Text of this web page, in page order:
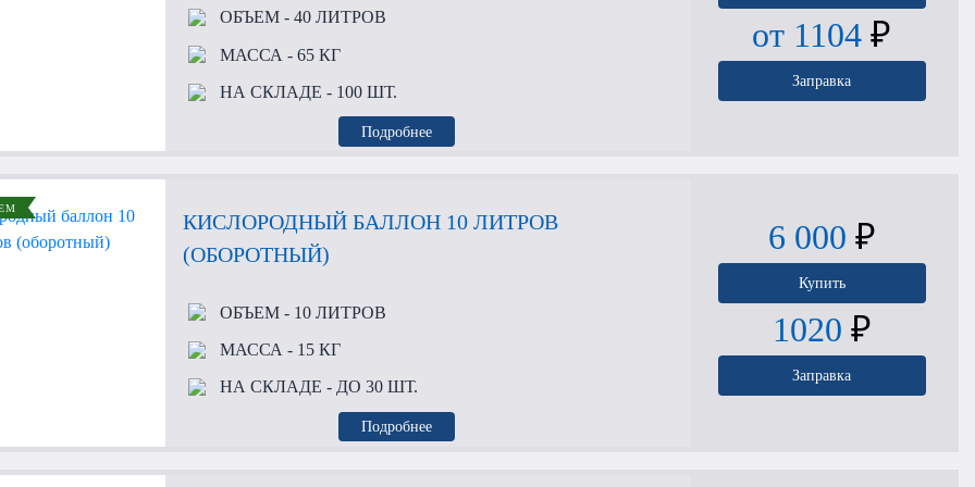
ОБЪЕМ- 40 ЛИТРОВ
МАССА - 65 КГ
НА СКЛАДЕ - 100 ШТ.
Подробнее
от 1104₽
Заправка
КИСЛОРОДНЫЙ БАЛЛОН 10 ЛИТРОВ
(ОБОРОТНЫЙ)
ОБЪЕМ- 10 ЛИТРОВ
МАССА - 15 КГ
НА СКЛАДЕ - ДО 30 ШТ.
Подробнее
6 000 ₽
Купить
1020 ₽
Заправка